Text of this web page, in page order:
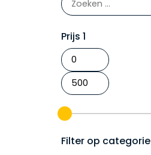
Prijs 1
Filter op categorie